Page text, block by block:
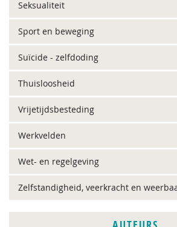
Seksualiteit
Sport en beweging
Suïcide - zelfdoding
Thuisloosheid
Vrijetijdsbesteding
Werkvelden
Wet- en regelgeving
Zelfstandigheid, veerkracht en